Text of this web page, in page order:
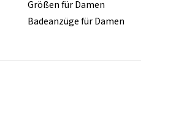
Größen für Damen
Badeanzüge für Damen